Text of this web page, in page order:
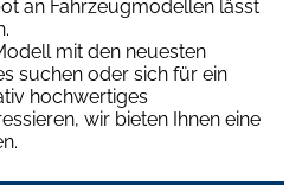
an Fahrzeugmodellen lässt
mit den neuesten
suchen oder sich für ein
hochwertiges
wir bieten Ihnen eine